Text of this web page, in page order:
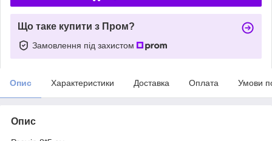
Що таке купити з Пром?
Замовлення під захистом
Опис Характеристики Доставка Оплата Умови
Опис